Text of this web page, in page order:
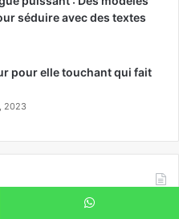
séduire avec des textes
pour elle touchant qui fait
2023